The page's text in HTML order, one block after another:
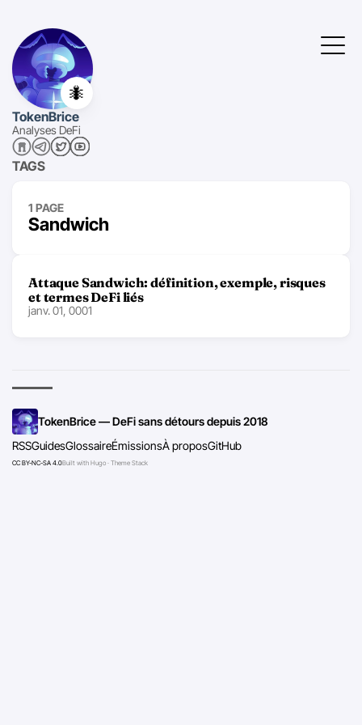
🐜
TokenBrice
Analyses DeFi
TAGS
1 PAGE
Sandwich
Attaque Sandwich: définition, exemple, risques
et termes DeFi liés
janv. 01, 0001
TokenBrice — DeFi sans détours depuis 2018
RSSGuidesGlossaireÉmissionsÀ proposGitHub
CC BY-NC-SA 4.0Built with Hugo · Theme Stack